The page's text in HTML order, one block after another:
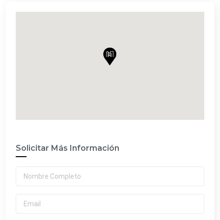
Solicitar Más Información